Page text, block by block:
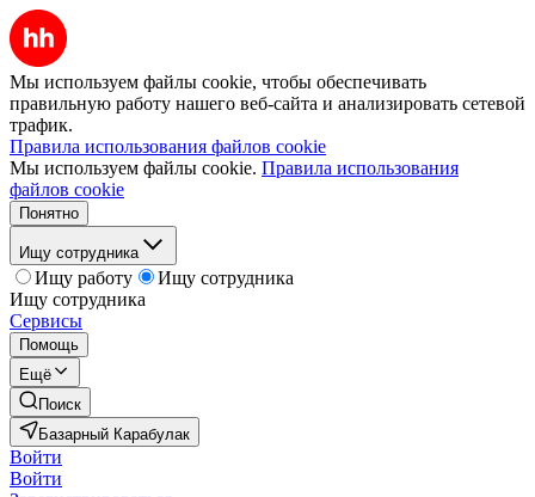
Мы используем файлы cookie, чтобы обеспечивать
правильную работу нашего веб-сайта и анализировать сетевой
трафик.
Правила использования файлов cookie
Мы используем файлы cookie. Правила использования
файлов cookie
Понятно
Ищу сотрудника
Ищу работу
Ищу сотрудника
Ищу сотрудника
Сервисы
Помощь
Ещё
Поиск
Базарный Карабулак
Войти
Войти